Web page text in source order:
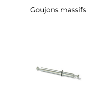
Goujons massifs